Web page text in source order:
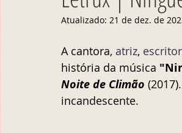
Atualizado: 21 de dez. de
A cantora, atriz,
história da música
Noite de Climão
incandescente.